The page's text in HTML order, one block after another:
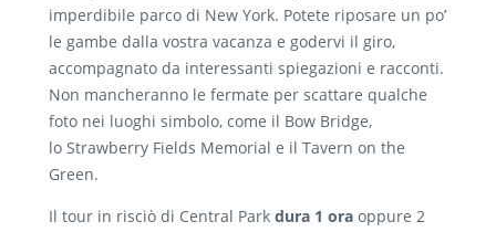
imperdibile parco di New York. Potete riposare un po’
le gambe dalla vostra vacanza e godervi il giro,
accompagnato da interessanti spiegazioni e racconti.
Non mancheranno le fermate per scattare qualche
foto nei luoghi simbolo, come il Bow Bridge,
lo Strawberry Fields Memorial e il Tavern on the
Green.
Il tour in risciò di Central Park dura 1 ora oppure 2